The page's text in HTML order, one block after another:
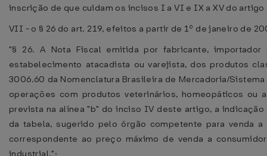
inscrição de que cuidam os incisos I a VI e IX a XV do
VII - o § 26 do art. 219, efeitos a partir de 1º de janeiro de
"§ 26. A Nota Fiscal emitida por fabricante,
estabelecimento atacadista ou varejista, dos produtos
3006.60 da Nomenclatura Brasileira de Mercadoria/
operações com produtos veterinários, homeopáticos ou
prevista na alínea "b" do inciso IV deste artigo, a
da tabela, sugerido pelo órgão competente para venda
correspondente ao preço máximo de venda a